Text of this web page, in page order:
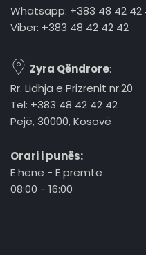
Whatsapp: +383 48 42 42
Viber: +383 48 42 42 42
Zyra Qëndrore:
Rr. Lidhja e Prizrenit nr.20
Tel: +383 48 42 42 42
Pejë, 30000, Kosovë
Orari i punës:
E hënë - E premte
08:00 - 16:00